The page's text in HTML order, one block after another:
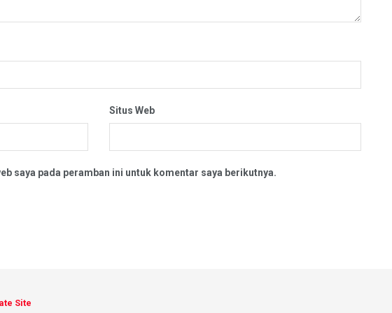
Situs Web
saya pada peramban ini untuk komentar saya berikutnya.
Site